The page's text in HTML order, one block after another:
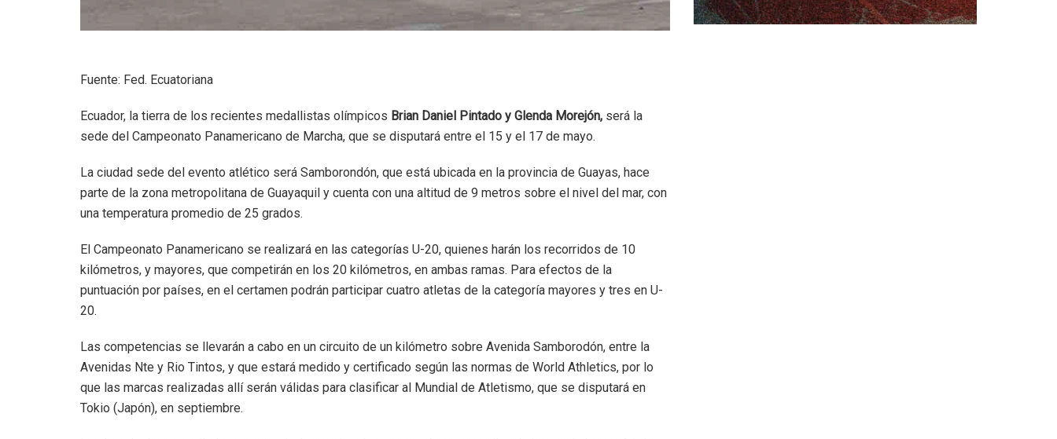
Fuente: Fed. Ecuatoriana
Ecuador, la tierra de los recientes medallistas olímpicos Brian Daniel Pintado y Glenda Morejón, será la
sede del Campeonato Panamericano de Marcha, que se disputará entre el 15 y el 17 de mayo.
La ciudad sede del evento atlético será Samborondón, que está ubicada en la provincia de Guayas, hace
parte de la zona metropolitana de Guayaquil y cuenta con una altitud de 9 metros sobre el nivel del mar, con
una temperatura promedio de 25 grados.
El Campeonato Panamericano se realizará en las categorías U-20, quienes harán los recorridos de 10
kilómetros, y mayores, que competirán en los 20 kilómetros, en ambas ramas. Para efectos de la
puntuación por países, en el certamen podrán participar cuatro atletas de la categoría mayores y tres en U-
20.
Las competencias se llevarán a cabo en un circuito de un kilómetro sobre Avenida Samborodón, entre la
Avenidas Nte y Rio Tintos, y que estará medido y certificado según las normas de World Athletics, por lo
que las marcas realizadas allí serán válidas para clasificar al Mundial de Atletismo, que se disputará en
Tokio (Japón), en septiembre.